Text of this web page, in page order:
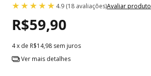
4.9 (18 avaliações)Avaliar produto
R$59,90
4x de R$14,98 sem juros
Ver mais detalhes